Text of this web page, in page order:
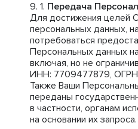
Передача
Для достижения целей
персональных данных,
потребоваться
Персональных данных
включая, но не
ИНН: 7709477879,
Также Ваши
переданы
в частности, органам
на основании их запроса.